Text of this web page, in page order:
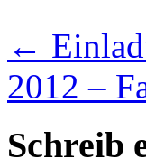
←
2012 –
Schreib